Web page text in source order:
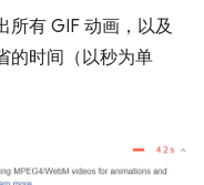
所有 GIF 动画，以及
的时间（以秒为单